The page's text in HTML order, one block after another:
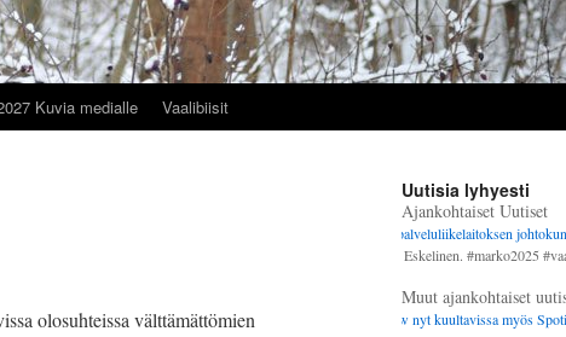
Kuvia medialle Vaalibiisit
olosuhteissa välttämättömien
Uutisia lyhyesti
Ajankohtaiset Uutiset
Työllisyyspalveluliikelaitoksen johtokunnan
jäsenenenämme toimii Heli Eskelinen. #marko2025
Muut ajankohtaiset
Marko Ekqvist – Talk Show nyt kuultavissa myösSpotifyissa